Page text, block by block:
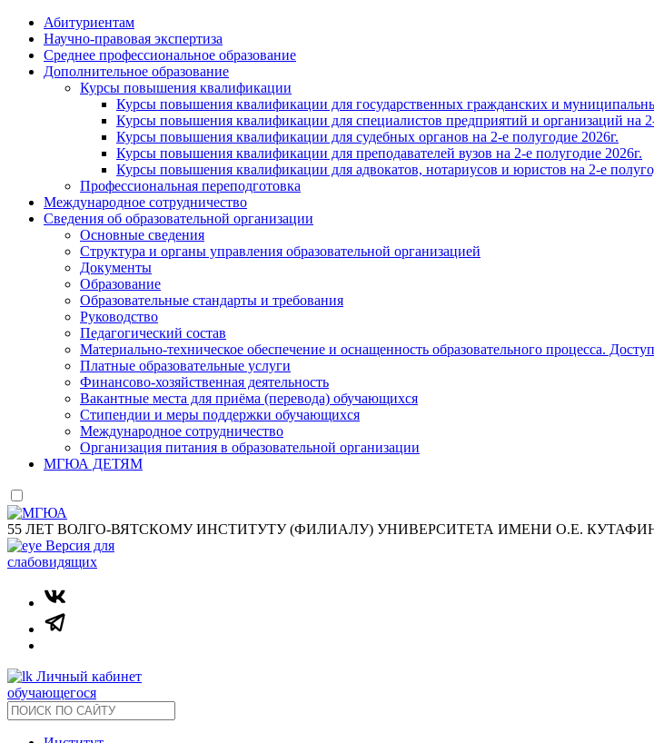
Абитуриентам
Научно-правовая экспертиза
Cреднее профессиональное образование
Дополнительное образование
Курсы повышения квалификации
Курсы повышения квалификации для государственных гражданских и
Курсы повышения квалификации для специалистов предприятий и организаций на
Курсы повышения квалификации для судебных органов на 2-е полугодие 2026г.
Курсы повышения квалификации для преподавателей вузов на 2-е полугодие 2026г.
Курсы повышения квалификации для адвокатов, нотариусов и юристов на 2-е
Профессиональная переподготовка
Международное сотрудничество
Сведения об образовательной организации
Основные сведения
Структура и органы управления образовательной организацией
Документы
Образование
Образовательные стандарты и требования
Руководство
Педагогический состав
Материально-техническое обеспечение и оснащенность образовательного процесса.
Платные образовательные услуги
Финансово-хозяйственная деятельность
Вакантные места для приёма (перевода) обучающихся
Стипендии и меры поддержки обучающихся
Международное сотрудничество
Организация питания в образовательной организации
МГЮА ДЕТЯМ
55 ЛЕТ ВОЛГО-ВЯТСКОМУ ИНСТИТУТУ (ФИЛИАЛУ) УНИВЕРСИТЕТА ИМЕНИ О.Е.
Версия для
слабовидящих
Личный кабинет
обучающегося